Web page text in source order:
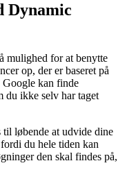
Dynamic
mulighed for at benytte
op, der er baseret på
Google kan finde
du ikke selv har taget
til løbende at udvide dine
du hele tiden kan
den skal findes på,